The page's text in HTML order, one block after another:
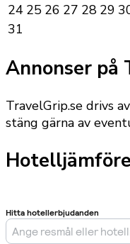
24 25 26 27 28 29
31
Annonser på
TravelGrip.se drivs
stäng gärna av